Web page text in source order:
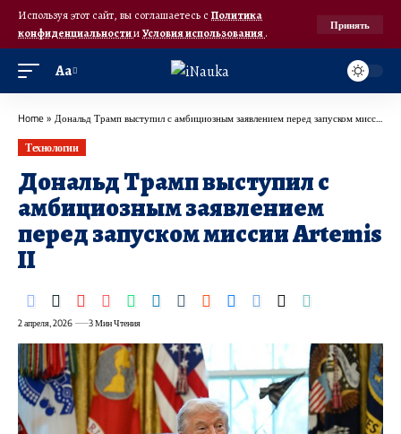
Используя этот сайт, вы соглашаетесь с Политика
конфиденциальностииУсловия использования.
Принять
Аа
Home » Дональд Трамп выступил с амбициозным заявлением перед запуском миссии Artemis II
Технологии
Дональд Трамп выступил с
амбициозным заявлением
перед запуском миссии Artemis
II
2 апреля, 2026 3 Мин Чтения